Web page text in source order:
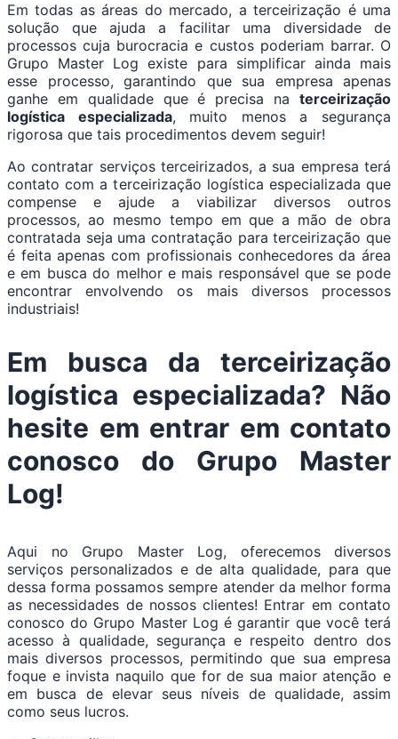
Em todas as áreas do mercado, a terceirização é uma
solução que ajuda a facilitar uma diversidade de
processos cuja burocracia e custos poderiam barrar. O
Grupo Master Log existe para simplificar ainda mais
esse processo, garantindo que sua empresa apenas
ganhe em qualidade que é precisa na terceirização
logística especializada, muito menos a segurança
rigorosa que tais procedimentos devem seguir!
Ao contratar serviços terceirizados, a sua empresa terá
contato com a terceirização logística especializada que
compense e ajude a viabilizar diversos outros
processos, ao mesmo tempo em que a mão de obra
contratada seja uma contratação para terceirização que
é feita apenas com profissionais conhecedores da área
e em busca do melhor e mais responsável que se pode
encontrar envolvendo os mais diversos processos
industriais!
Em busca da terceirização
logística especializada? Não
hesite em entrar em contato
conosco do Grupo Master
Log!
Aqui no Grupo Master Log, oferecemos diversos
serviços personalizados e de alta qualidade, para que
dessa forma possamos sempre atender da melhor forma
as necessidades de nossos clientes! Entrar em contato
conosco do Grupo Master Log é garantir que você terá
acesso à qualidade, segurança e respeito dentro dos
mais diversos processos, permitindo que sua empresa
foque e invista naquilo que for de sua maior atenção e
em busca de elevar seus níveis de qualidade, assim
como seus lucros.